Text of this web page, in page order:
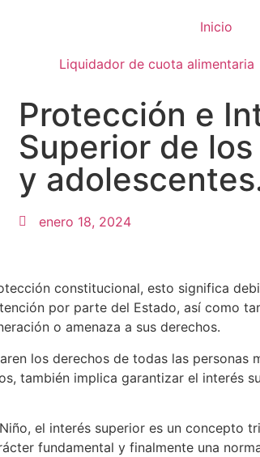
Inicio
Liquidador de cuota alimentaria
Protección e
Superior de
y
enero 18, 2024
constitucional, esto significa
por parte del Estado, así como
o amenaza a sus derechos.
los derechos de todas las personas
también implica garantizar el interés
el interés superior es un concepto
fundamental y finalmente una